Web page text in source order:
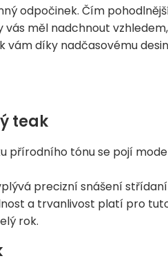
odpočinek. Čím
vás měl nadchnout
díky nadčasovému
teak
přírodního tónu se pojí
precizní snášení
a trvanlivost platí pro
rok.